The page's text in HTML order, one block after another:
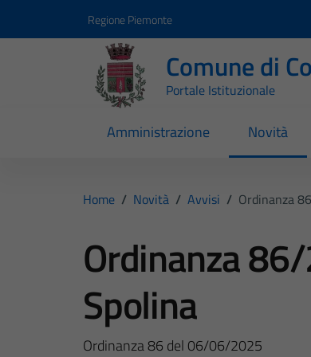
Regione Piemonte
Comune di
Portale Istituzionale
Amministrazione Novità
Home / Novità / Avvisi / Ordinanza
Ordinanza
Spolina
Ordinanza 86 del 06/06/2025